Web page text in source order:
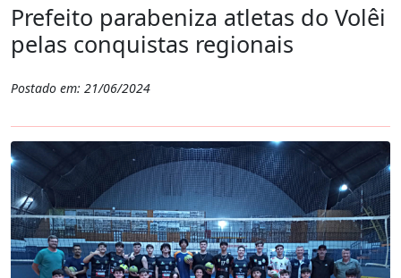
Prefeito parabeniza atletas do Volêi
pelas conquistas regionais
Postado em: 21/06/2024